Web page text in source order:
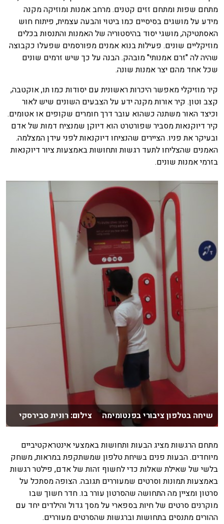
מתחם שפות ומתחם זזים קטנים. מרחב אמנות ומוזיקה מקנה
מידע על מושגים בסיסיים כמו ביטוי והבעה עצמית, פיתוח חוש
האסתטיקה, מושגי יסוד בהיסטוריה של האמנות והתנסות בכלים
מוזיקליים שונים. פעילות בנוא אמנים מפורסמים שפעלו כקבוצה
שהיה לה "זרם אמנותי" מובהק. הבנה על כך שיש זרמים שונים
שכל אחד מהם יצר אמנות שונה.
קיר מוזיקלי מאפשר היכרות ראשונית עם יסודות כמו תו, אוקטבה,
קצב וטון. קיר אורות מקנה ידע על הצבעים השונים שיש לאור
וכיצד האור משתנה כשהוא עובר דרך חומרים שקופים או אטומים.
קיר דיוקנאות מסביר שפורטרט הוא דיוקן שמנציח דמות של אדם
ובעיקר את פניו. הציירים שהנציחו דיוקנאות לפני עידן המצלמה.
האמנים שהצליחו לתעד רגשות ותחושות באמצעות ציור דיוקנאות
בזרמי אמנות שונים.
שיחה בטלפון ציבורי בפנטומימה צילום: רונית סבירסקי
מתחם הרגשות מציג הבעות ותחושות באמצעי אינטראקטיביים
מיוחדים. הבעות פנים בשיחת טלפון שמשתקפת במראות, משחק
בלשי של שאילת שאלות כדי לחשוף זהות של אדם, פילטר רגשות
באמצעות תמונות וסרטים שמעוררים תגובה. הצופה מסתכל על
סרטון ומציין מה התחושה שהסרטון עורר בו. חדר חשוך שבו
מוקרנים סרטים של חיות בספארי על מסך גדול והילדים יחד עם
ההורים מתנסים בתחושות וברגשות שהסרטים מעוררים.